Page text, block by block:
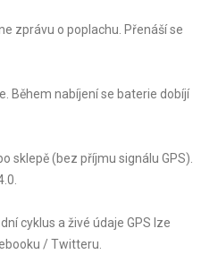
zprávu o poplachu. Přenáší se
Během nabíjení se baterie dobíjí
sklepě (bez příjmu signálu GPS).
cyklus a živé údaje GPS lze
/ Twitteru.